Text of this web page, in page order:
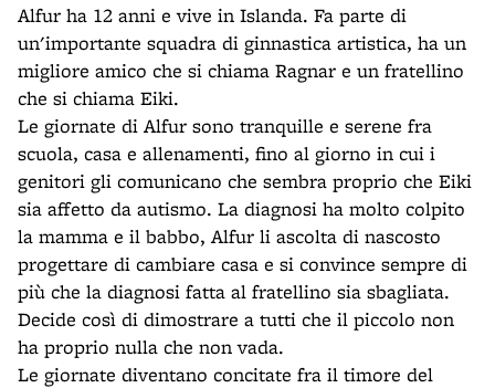
Alfur ha 12 anni e vive in Islanda. Fa parte di
un'importante squadra di ginnastica artistica, ha un
migliore amico che si chiama Ragnar e un fratellino
che si chiama Eiki.
Le giornate di Alfur sono tranquille e serene fra
scuola, casa e allenamenti, fino al giorno in cui i
genitori gli comunicano che sembra proprio che Eiki
sia affetto da autismo. La diagnosi ha molto colpito
la mamma e il babbo, Alfur li ascolta di nascosto
progettare di cambiare casa e si convince sempre di
più che la diagnosi fatta al fratellino sia sbagliata.
Decide così di dimostrare a tutti che il piccolo non
ha proprio nulla che non vada.
Le giornate diventano concitate fra il timore del